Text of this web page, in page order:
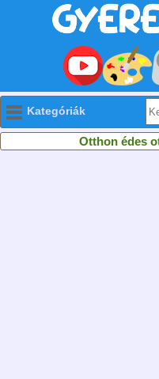
Kategóriák
Otthon édes